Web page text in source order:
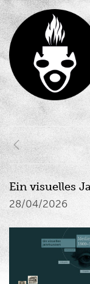
Ein visuelles
28/04/2026